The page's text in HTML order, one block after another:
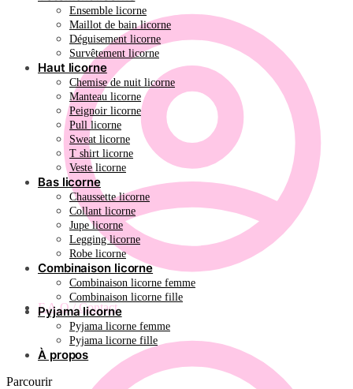
F.A.Q / Contact
Ensemble licorne
Maillot de bain licorne
Déguisement licorne
Survêtement licorne
Haut licorne
Chemise de nuit licorne
Manteau licorne
Peignoir licorne
Pull licorne
Sweat licorne
T shirt licorne
Veste licorne
Bas licorne
Chaussette licorne
Collant licorne
Jupe licorne
Legging licorne
Robe licorne
Combinaison licorne
Combinaison licorne femme
Combinaison licorne fille
Pyjama licorne
Pyjama licorne femme
Pyjama licorne fille
À propos
Parcourir